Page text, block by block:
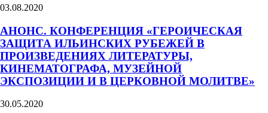
03.08.2020
АНОНС. КОНФЕРЕНЦИЯ «ГЕРОИЧЕСКАЯ
ЗАЩИТА ИЛЬИНСКИХ РУБЕЖЕЙ В
ПРОИЗВЕДЕНИЯХ ЛИТЕРАТУРЫ,
КИНЕМАТОГРАФА, МУЗЕЙНОЙ
ЭКСПОЗИЦИИ И В ЦЕРКОВНОЙ МОЛИТВЕ»
30.05.2020